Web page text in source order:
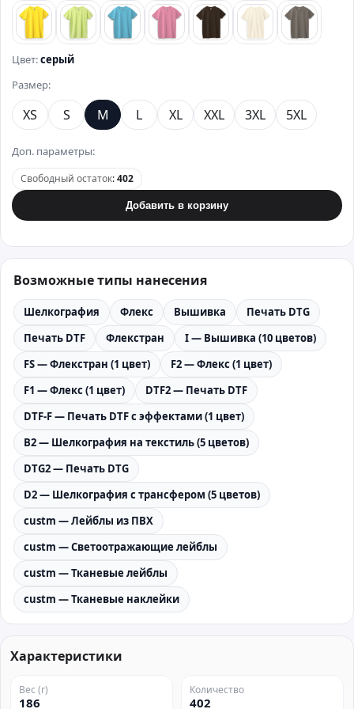
лимонныйзеленыйбирюзовый
розовый коричневыйбежевый
Цвет:серый
Размер:
XS S M L XL XXL 3XL 5XL
Доп. параметры:
Свободный остаток:402
Добавить в корзину
Возможные типы нанесения
Шелкография Флекс Вышивка
Печать DTG
Печать DTF
Флекстран
I — Вышивка (10 цветов)
FS — Флекстран (1 цвет)
F2 — Флекс (1 цвет)
F1 — Флекс (1 цвет)
DTF2 — Печать DTF
DTF-F — Печать DTF с эффектами (1 цвет)
B2 — Шелкография на текстиль (5 цветов)
DTG2 — Печать DTG
D2 — Шелкография с трансфером (5 цветов)
custm — Лейблы из ПВХ
custm — Светоотражающие лейблы
custm — Тканевые лейблы
custm — Тканевые наклейки
Характеристики
Вес (г)
186
Количество
402